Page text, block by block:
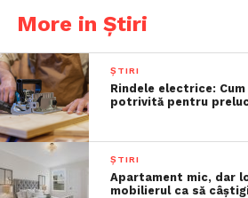
More in Știri
ȘTIRI
Rindele electrice:
potrivită pentru
ȘTIRI
Apartament mic, dar
mobilierul ca să